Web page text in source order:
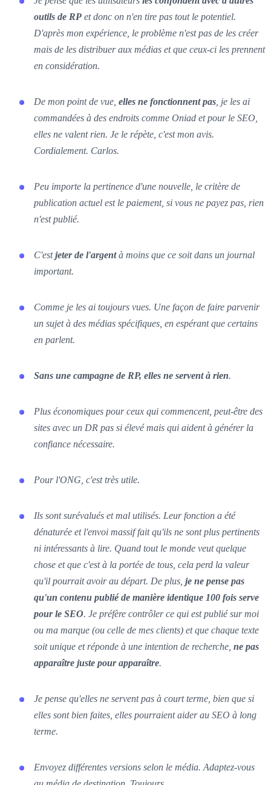
outils de RP et donc on n'en tire pas tout le potentiel.
D'après mon expérience, le problème n'est pas de les créer
mais de les distribuer aux médias et que ceux-ci les prennent
en considération.
De mon point de vue, elles ne fonctionnent pas , je les ai
commandées à des endroits comme Oniad et pour le SEO,
elles ne valent rien. Je le répète, c'est mon avis.
Cordialement. Carlos.
Peu importe la pertinence d'une nouvelle, le critère de
publication actuel est le paiement, si vous ne payez pas, rien
n'est publié.
C'estjeter de l'argentà moins que ce soit dans un journal
important.
Comme je les ai toujours vues. Une façon de faire parvenir
un sujet à des médias spécifiques, en espérant que certains
en parlent.
Sans une campagne de RP, elles ne servent à rien.
Plus économiques pour ceux qui commencent, peut-être des
sites avec un DR pas si élevé mais qui aident à générer la
confiance nécessaire.
Pour l'ONG, c'est très utile.
Ils sont surévalués et mal utilisés. Leur fonction a été
dénaturée et l'envoi massif fait qu'ils ne sont plus pertinents
ni intéressants à lire. Quand tout le monde veut quelque
chose et que c'est à la portée de tous, cela perd la valeur
qu'il pourrait avoir au départ. De plus, je ne pense pas
qu'un contenu publié de manière identique 100 fois serve
pour le SEO. Je préfère contrôler ce qui est publié sur moi
ou ma marque (ou celle de mes clients) et que chaque texte
soit unique et réponde à une intention de recherche, ne pas
apparaître juste pour apparaître.
Je pense qu'elles ne servent pas à court terme, bien que si
elles sont bien faites, elles pourraient aider au SEO à long
terme.
Envoyez différentes versions selon le média. Adaptez-vous